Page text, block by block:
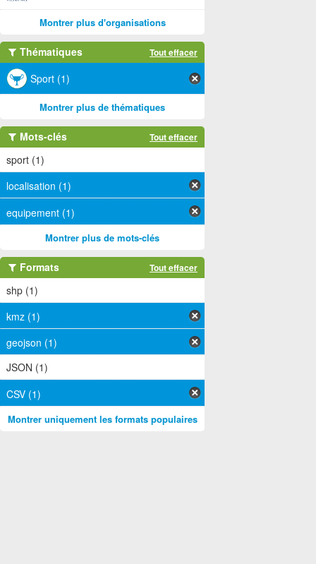
Montrer plus d'organisations
Thématiques Tout effacer
Sport (1)
Montrer plus de thématiques
Mots-clés Tout effacer
sport (1)
localisation (1)
equipement (1)
Montrer plus de mots-clés
Formats Tout effacer
shp (1)
kmz (1)
geojson (1)
JSON (1)
CSV (1)
Montrer uniquement les formats populaires